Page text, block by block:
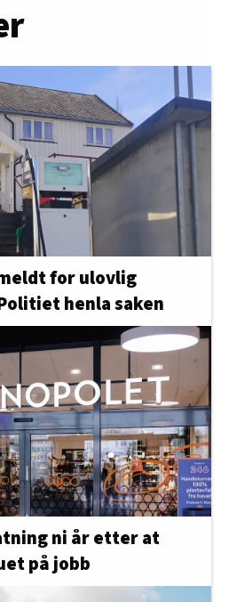
for ulovlig
henla saken
ni år etter at
på jobb